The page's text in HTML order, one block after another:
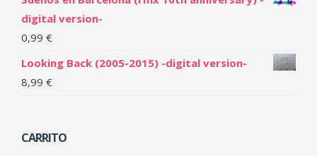
digital version-
0,99 €
Looking Back (2005-2015) -digital version-
8,99 €
CARRITO